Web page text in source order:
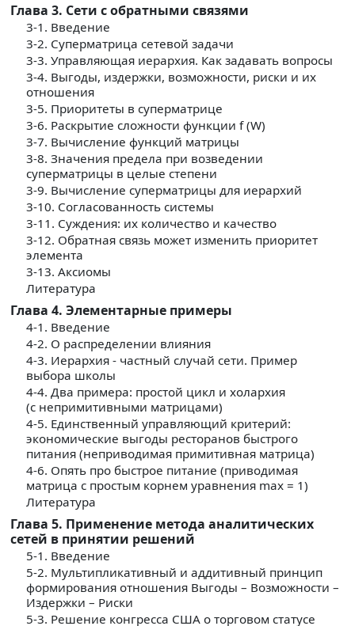
Глава 3. Сети с обратными связями
3-1. Введение
3-2. Суперматрица сетевой задачи
3-3. Управляющая иерархия. Как задавать вопросы
3-4. Выгоды, издержки, возможности, риски и их
отношения
3-5. Приоритеты в суперматрице
3-6. Раскрытие сложности функции f (W)
3-7. Вычисление функций матрицы
3-8. Значения предела при возведении
суперматрицы в целые степени
3-9. Вычисление суперматрицы для иерархий
3-10. Согласованность системы
3-11. Суждения: их количество и качество
3-12. Обратная связь может изменить приоритет
элемента
3-13. Аксиомы
Литература
Глава 4. Элементарные примеры
4-1. Введение
4-2. О распределении влияния
4-3. Иерархия - частный случай сети. Пример
выбора школы
4-4. Два примера: простой цикл и холархия
(с непримитивными матрицами)
4-5. Единственный управляющий критерий:
экономические выгоды ресторанов быстрого
питания (неприводимая примитивная матрица)
4-6. Опять про быстрое питание (приводимая
матрица с простым корнем уравнения max = 1)
Литература
Глава 5. Применение метода аналитических
сетей в принятии решений
5-1. Введение
5-2. Мультипликативный и аддитивный принцип
формирования отношения Выгоды – Возможности –
Издержки – Риски
5-3. Решение конгресса США о торговом статусе